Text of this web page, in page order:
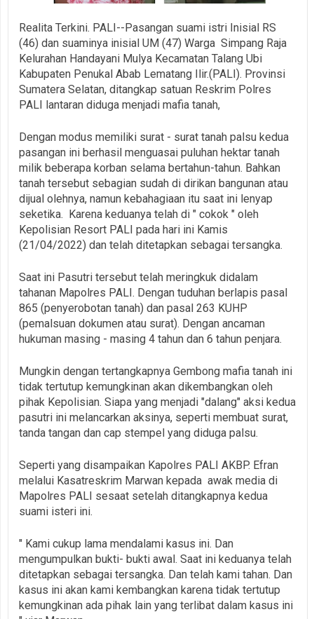
Realita Terkini. PALI--Pasangan suami istri Inisial RS
(46) dan suaminya inisial UM (47) Warga Simpang Raja
Kelurahan Handayani Mulya Kecamatan Talang Ubi
Kabupaten Penukal Abab Lematang Ilir.(PALI). Provinsi
Sumatera Selatan, ditangkap satuan Reskrim Polres
PALI lantaran diduga menjadi mafia tanah,
Dengan modus memiliki surat - surat tanah palsu kedua
pasangan ini berhasil menguasai puluhan hektar tanah
milik beberapa korban selama bertahun-tahun. Bahkan
tanah tersebut sebagian sudah di dirikan bangunan atau
dijual olehnya, namun kebahagiaan itu saat ini lenyap
seketika. Karena keduanya telah di " cokok " oleh
Kepolisian Resort PALI pada hari ini Kamis
(21/04/2022) dan telah ditetapkan sebagai tersangka.
Saat ini Pasutri tersebut telah meringkuk didalam
tahanan Mapolres PALI. Dengan tuduhan berlapis pasal
865 (penyerobotan tanah) dan pasal 263 KUHP
(pemalsuan dokumen atau surat). Dengan ancaman
hukuman masing - masing 4 tahun dan 6 tahun penjara.
Mungkin dengan tertangkapnya Gembong mafia tanah ini
tidak tertutup kemungkinan akan dikembangkan oleh
pihak Kepolisian. Siapa yang menjadi "dalang" aksi kedua
pasutri ini melancarkan aksinya, seperti membuat surat,
tanda tangan dan cap stempel yang diduga palsu.
Seperti yang disampaikan Kapolres PALI AKBP. Efran
melalui Kasatreskrim Marwan kepada awak media di
Mapolres PALI sesaat setelah ditangkapnya kedua
suami isteri ini.
" Kami cukup lama mendalami kasus ini. Dan
mengumpulkan bukti- bukti awal. Saat ini keduanya telah
ditetapkan sebagai tersangka. Dan telah kami tahan. Dan
kasus ini akan kami kembangkan karena tidak tertutup
kemungkinan ada pihak lain yang terlibat dalam kasus ini